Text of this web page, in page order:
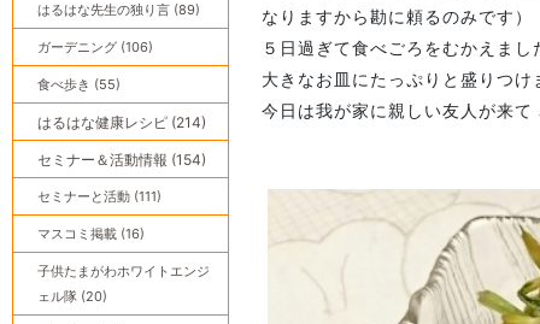
なりますから勘に頼るのみです）
５日過ぎて食べごろをむかえまし
大きなお皿にたっぷりと盛りつけ
今日は我が家に親しい友人が来
はるはな先生の独り言 (89)
ガーデニング (106)
食べ歩き (55)
はるはな健康レシピ (214)
セミナー＆活動情報 (154)
セミナーと活動 (111)
マスコミ掲載 (16)
子供たまがわホワイトエンジ
ェル隊 (20)